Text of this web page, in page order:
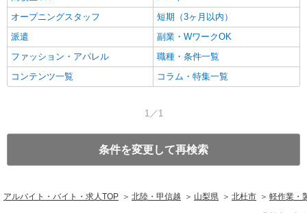
オープニングスタッフ
短期（3ヶ月以内）
派遣
副業・WワークOK
ファッション・アパレル
職種・条件一覧
コンテンツ一覧
コラム・特集一覧
1／1
条件を変更して再検索
アルバイト・バイト・求人TOP 北陸・甲信越 山梨県 北杜市 軽作業・